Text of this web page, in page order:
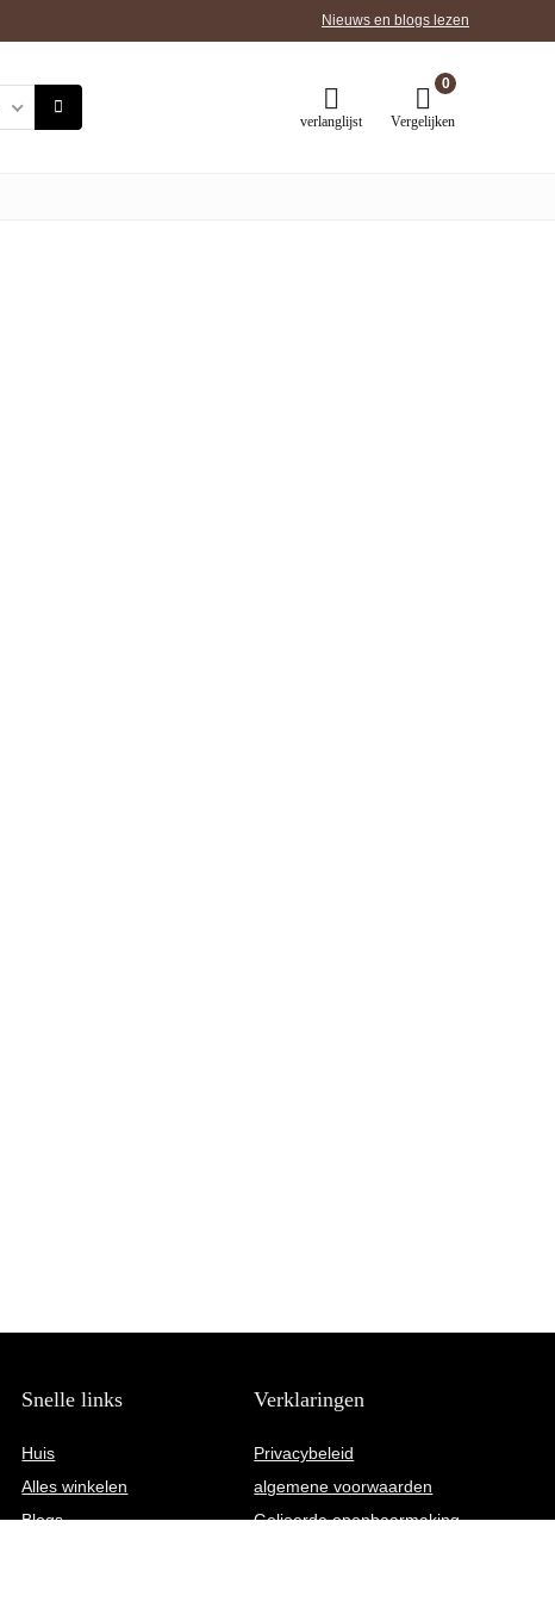
Nieuws en blogs lezen
verlanglijst
0
Vergelijken
Snelle links
Huis
Alles winkelen
Blogs
Verklaringen
Privacybeleid
algemene voorwaarden
Gelieerde openbaarmaking